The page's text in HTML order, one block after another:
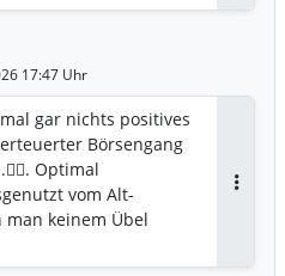
17:47 Uhr
gar nichts positives
Börsengang
Optimal
vom Alt-
man keinem Übel